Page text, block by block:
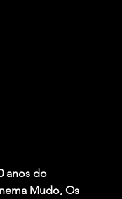
anos do
Mudo, Os